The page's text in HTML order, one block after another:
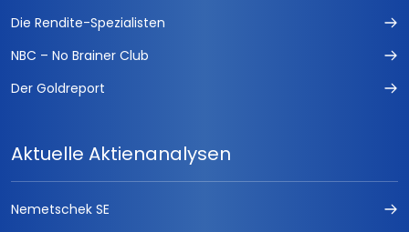
Die Rendite-Spezialisten
NBC – No Brainer Club
Der Goldreport
Aktuelle Aktienanalysen
Nemetschek SE